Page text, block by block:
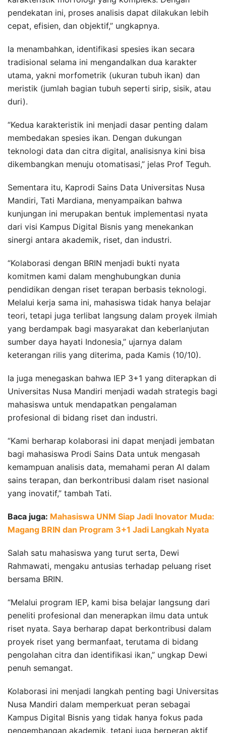
pendekatan ini, proses analisis dapat dilakukan lebih
cepat, efisien, dan objektif,” ungkapnya.
Ia menambahkan, identifikasi spesies ikan secara
tradisional selama ini mengandalkan dua karakter
utama, yakni morfometrik (ukuran tubuh ikan) dan
meristik (jumlah bagian tubuh seperti sirip, sisik, atau
duri).
“Kedua karakteristik ini menjadi dasar penting dalam
membedakan spesies ikan. Dengan dukungan
teknologi data dan citra digital, analisisnya kini bisa
dikembangkan menuju otomatisasi,” jelas Prof Teguh.
Sementara itu, Kaprodi Sains Data Universitas Nusa
Mandiri, Tati Mardiana, menyampaikan bahwa
kunjungan ini merupakan bentuk implementasi nyata
dari visi Kampus Digital Bisnis yang menekankan
sinergi antara akademik, riset, dan industri.
“Kolaborasi dengan BRIN menjadi bukti nyata
komitmen kami dalam menghubungkan dunia
pendidikan dengan riset terapan berbasis teknologi.
Melalui kerja sama ini, mahasiswa tidak hanya belajar
teori, tetapi juga terlibat langsung dalam proyek ilmiah
yang berdampak bagi masyarakat dan keberlanjutan
sumber daya hayati Indonesia,” ujarnya dalam
keterangan rilis yang diterima, pada Kamis (10/10).
Ia juga menegaskan bahwa IEP 3+1 yang diterapkan di
Universitas Nusa Mandiri menjadi wadah strategis bagi
mahasiswa untuk mendapatkan pengalaman
profesional di bidang riset dan industri.
“Kami berharap kolaborasi ini dapat menjadi jembatan
bagi mahasiswa Prodi Sains Data untuk mengasah
kemampuan analisis data, memahami peran AI dalam
sains terapan, dan berkontribusi dalam riset nasional
yang inovatif,” tambah Tati.
Baca juga: Mahasiswa UNM Siap Jadi Inovator Muda:
Magang BRIN dan Program 3+1 Jadi Langkah Nyata
Salah satu mahasiswa yang turut serta, Dewi
Rahmawati, mengaku antusias terhadap peluang riset
bersama BRIN.
“Melalui program IEP, kami bisa belajar langsung dari
peneliti profesional dan menerapkan ilmu data untuk
riset nyata. Saya berharap dapat berkontribusi dalam
proyek riset yang bermanfaat, terutama di bidang
pengolahan citra dan identifikasi ikan,” ungkap Dewi
penuh semangat.
Kolaborasi ini menjadi langkah penting bagi Universitas
Nusa Mandiri dalam memperkuat peran sebagai
Kampus Digital Bisnis yang tidak hanya fokus pada
pengembangan akademik, tetapi juga berperan aktif